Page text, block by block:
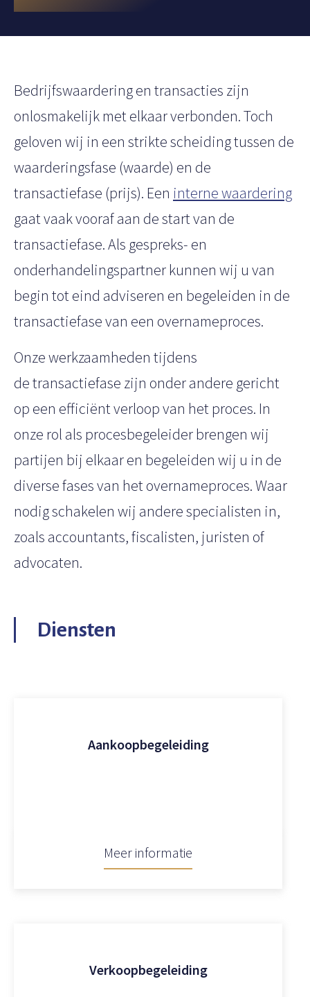
Bedrijfswaardering en transacties zijn
onlosmakelijk met elkaar verbonden. Toch
geloven wij in een strikte scheiding tussen de
waarderingsfase (waarde) en de
transactiefase (prijs). Een interne waardering
gaat vaak vooraf aan de start van de
transactiefase. Als gespreks- en
onderhandelingspartner kunnen wij u van
begin tot eind adviseren en begeleiden in de
transactiefase van een overnameproces.
Onze werkzaamheden tijdens
de transactiefase zijn onder andere gericht
op een efficiënt verloop van het proces. In
onze rol als procesbegeleider brengen wij
partijen bij elkaar en begeleiden wij u in de
diverse fases van het overnameproces. Waar
nodig schakelen wij andere specialisten in,
zoals accountants, fiscalisten, juristen of
advocaten.
Diensten
Aankoopbegeleiding
Meer informatie
Verkoopbegeleiding